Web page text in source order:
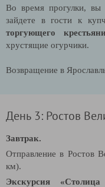
Во время прогулки, вы
зайдете в гости к
торгующего
хрустящие огурчики.
Возвращение в
День 3: Ростов
Завтрак.
Отправление в Ростов
км).
Экскурсия